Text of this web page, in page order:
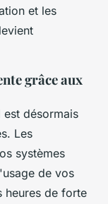
et les
grâce aux
désormais
Les
systèmes
de vos
heures de forte